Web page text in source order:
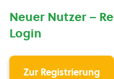
Neuer Nutzer –
Login
Zur Registrierung